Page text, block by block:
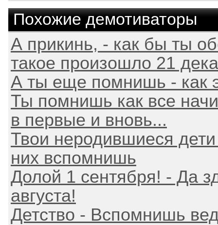
Похожие демотиваторы
А прикинь, - как бы ты
такое произошло 21
А ты еще помнишь - как
Ты помнишь как все
в первые и вновь...
Твои неродившиеся
них вспомнишь
Долой 1 сентября! - Да
августа!
Детство - Вспомнишь